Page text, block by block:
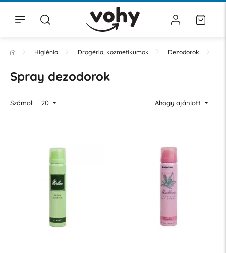
Higiénia Drogéria, kozmetikumok Dezodorok
Spray dezodorok
Számol: 20 Ahogy ajánlott